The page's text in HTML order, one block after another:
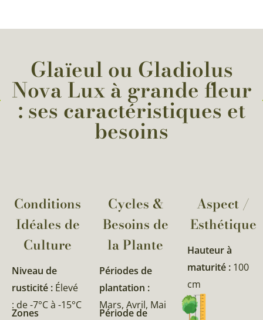
Glaïeul ou Gladiolus
Nova Lux à grande fleur
: ses caractéristiques et
besoins
Conditions
Idéales de
Culture
Niveau de
rusticité : Élevé
: de -7°C à -15°C
Zones
Cycles &
Besoins de
la Plante​
Périodes de
plantation :
Mars, Avril, Mai
Période de
Aspect /
Esthétique
Hauteur à
maturité : 100
cm